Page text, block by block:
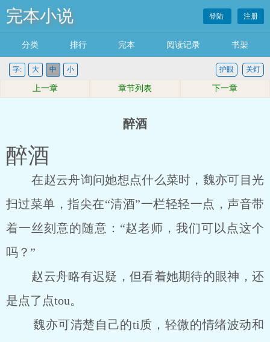
完本小说 登陆 注册
分类 排行 完本 阅读记录 书架
字: 大 中 小 关灯
护眼
上一章 章节列表 下一章
醉酒
醉酒
在赵云舟询问她想点什么菜时，魏亦可目光
扫过菜单，指尖在“清酒”一栏轻轻一点，声音带
着一丝刻意的随意：“赵老师，我们可以点这个
吗？”
赵云舟略有迟疑，但看着她期待的眼神，还
是点了点tou。
魏亦可清楚自己的ti质，轻微的情绪波动和